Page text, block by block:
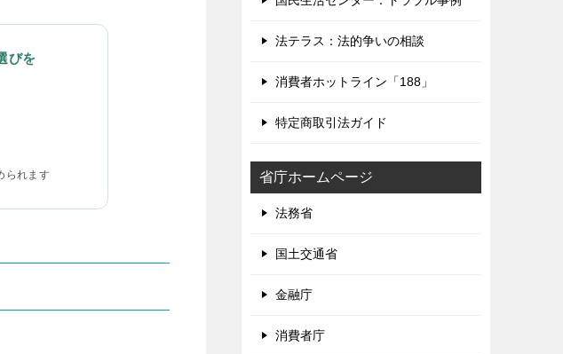
びを
られます
法テラス：法的争いの相談
消費者ホットライン「188」
特定商取引法ガイド
省庁ホームページ
法務省
国土交通省
金融庁
消費者庁